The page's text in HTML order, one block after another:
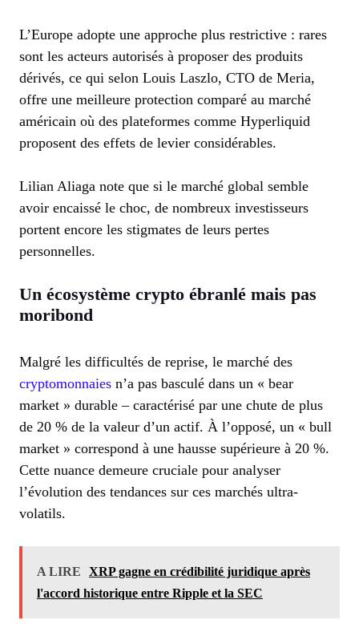
L’Europe adopte une approche plus restrictive : rares
sont les acteurs autorisés à proposer des produits
dérivés, ce qui selon Louis Laszlo, CTO de Meria,
offre une meilleure protection comparé au marché
américain où des plateformes comme Hyperliquid
proposent des effets de levier considérables.
Lilian Aliaga note que si le marché global semble
avoir encaissé le choc, de nombreux investisseurs
portent encore les stigmates de leurs pertes
personnelles.
Un écosystème crypto ébranlé mais pas
moribond
Malgré les difficultés de reprise, le marché des
cryptomonnaies n’a pas basculé dans un « bear
market » durable – caractérisé par une chute de plus
de 20 % de la valeur d’un actif. À l’opposé, un « bull
market » correspond à une hausse supérieure à 20 %.
Cette nuance demeure cruciale pour analyser
l’évolution des tendances sur ces marchés ultra-
volatils.
A LIRE
XRP gagne en crédibilité juridique après
l'accord historique entre Ripple et la SEC